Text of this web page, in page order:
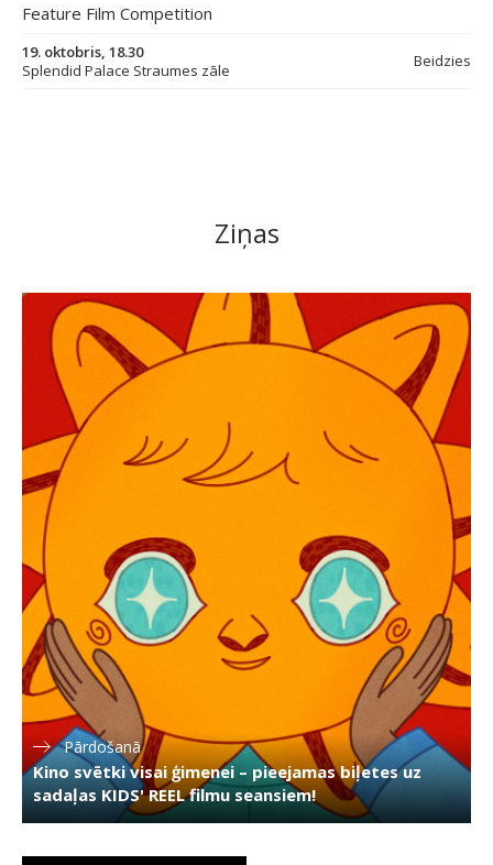
Feature Film Competition
19. oktobris, 18.30
Splendid Palace Straumes zāle
Beidzies
Ziņas
Pārdošanā
Kino svētki visai ģimenei – pieejamas biļetes uz
sadaļas KIDS' REEL filmu seansiem!